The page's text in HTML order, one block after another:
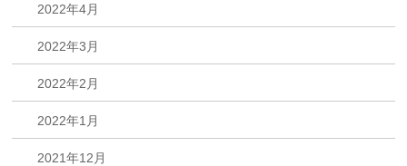
2022年4月
2022年3月
2022年2月
2022年1月
2021年12月